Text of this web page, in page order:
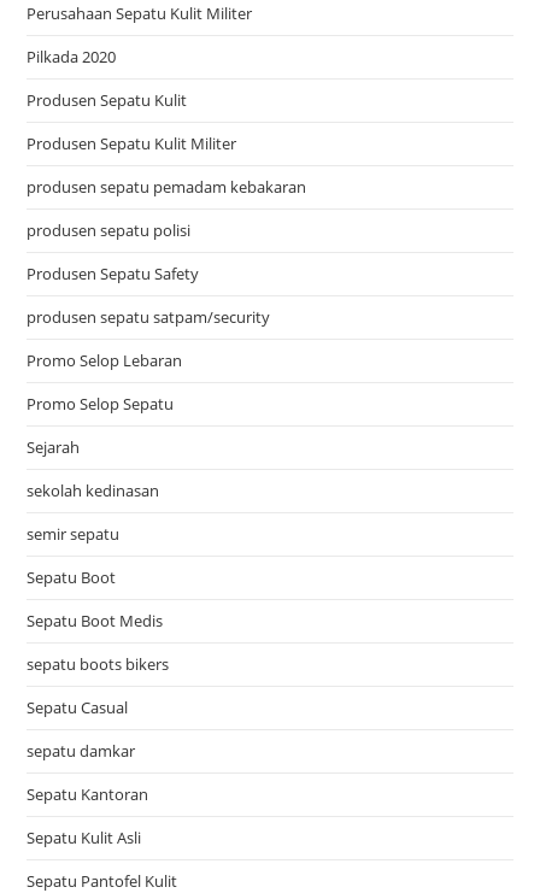
Perusahaan Sepatu Kulit Militer
Pilkada 2020
Produsen Sepatu Kulit
Produsen Sepatu Kulit Militer
produsen sepatu pemadam kebakaran
produsen sepatu polisi
Produsen Sepatu Safety
produsen sepatu satpam/security
Promo Selop Lebaran
Promo Selop Sepatu
Sejarah
sekolah kedinasan
semir sepatu
Sepatu Boot
Sepatu Boot Medis
sepatu boots bikers
Sepatu Casual
sepatu damkar
Sepatu Kantoran
Sepatu Kulit Asli
Sepatu Pantofel Kulit